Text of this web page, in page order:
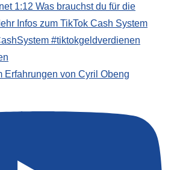
Erfahrungen von Cyril Obeng